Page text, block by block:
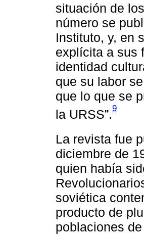
situación de
número se
Instituto, y, en
explícita a sus
identidad
que su labor
que lo que se
la URSS”.9
La revista fue
diciembre de
quien había
soviética
producto de
poblaciones